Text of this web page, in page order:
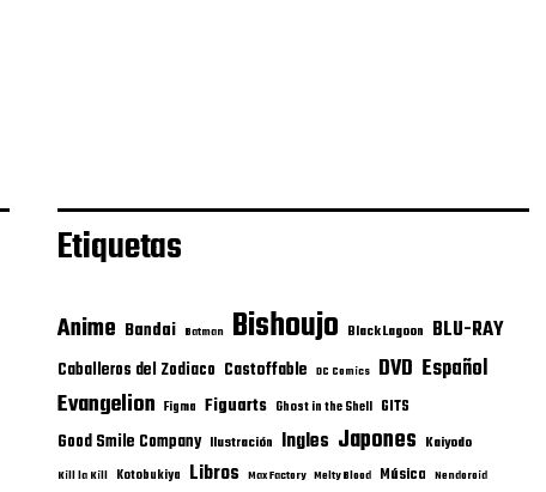
Etiquetas
Anime Bandai Batman Bishoujo Black Lagoon BLU-RAY
Caballeros del Zodiaco Castoffable DC Comics DVD Español
Evangelion Figma Figuarts Ghost in the Shell GITS
Good Smile Company Ilustración Ingles Japones Kaiyodo
Kill la Kill Kotobukiya Libros Max Factory Melty Blood Música Nendoroid